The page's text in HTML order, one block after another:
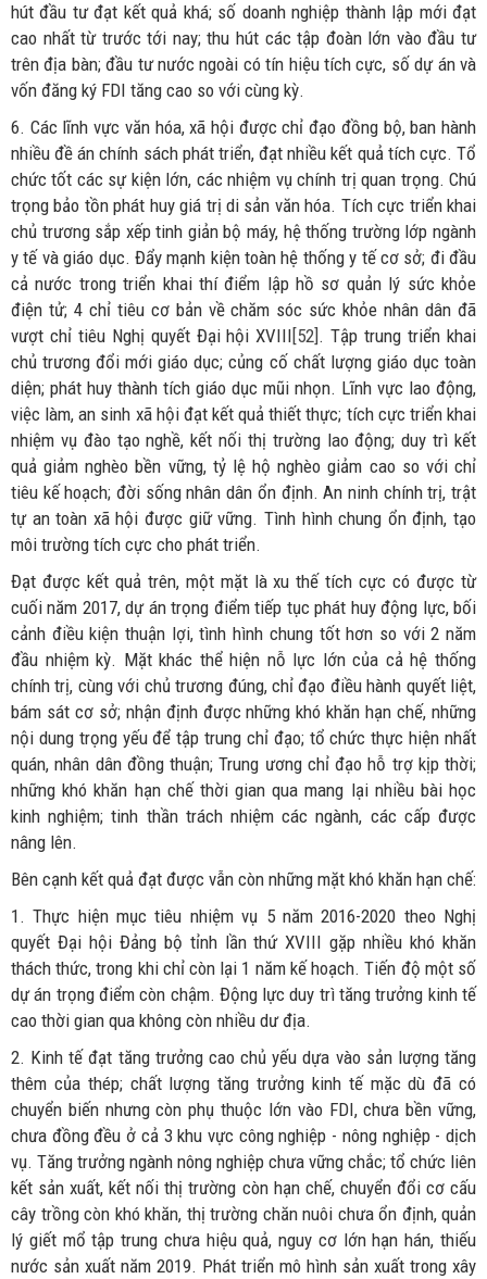
hút đầu tư đạt kết quả khá; số doanh nghiệp thành lập mới đạt
cao nhất từ trước tới nay; thu hút các tập đoàn lớn vào đầu tư
trên địa bàn; đầu tư nước ngoài có tín hiệu tích cực, số dự án và
vốn đăng ký FDI tăng cao so với cùng kỳ.
6. Các lĩnh vực văn hóa, xã hội được chỉ đạo đồng bộ, ban hành
nhiều đề án chính sách phát triển, đạt nhiều kết quả tích cực. Tổ
chức tốt các sự kiện lớn, các nhiệm vụ chính trị quan trọng. Chú
trọng bảo tồn phát huy giá trị di sản văn hóa. Tích cực triển khai
chủ trương sắp xếp tinh giản bộ máy, hệ thống trường lớp ngành
y tế và giáo dục. Đẩy mạnh kiện toàn hệ thống y tế cơ sở; đi đầu
cả nước trong triển khai thí điểm lập hồ sơ quản lý sức khỏe
điện tử; 4 chỉ tiêu cơ bản về chăm sóc sức khỏe nhân dân đã
vượt chỉ tiêu Nghị quyết Đại hội XVIII[52]. Tập trung triển khai
chủ trương đổi mới giáo dục; củng cố chất lượng giáo dục toàn
diện; phát huy thành tích giáo dục mũi nhọn. Lĩnh vực lao động,
việc làm, an sinh xã hội đạt kết quả thiết thực; tích cực triển khai
nhiệm vụ đào tạo nghề, kết nối thị trường lao động; duy trì kết
quả giảm nghèo bền vững, tỷ lệ hộ nghèo giảm cao so với chỉ
tiêu kế hoạch; đời sống nhân dân ổn định. An ninh chính trị, trật
tự an toàn xã hội được giữ vững. Tình hình chung ổn định, tạo
môi trường tích cực cho phát triển.
Đạt được kết quả trên, một mặt là xu thế tích cực có được từ
cuối năm 2017, dự án trọng điểm tiếp tục phát huy động lực, bối
cảnh điều kiện thuận lợi, tình hình chung tốt hơn so với 2 năm
đầu nhiệm kỳ. Mặt khác thể hiện nỗ lực lớn của cả hệ thống
chính trị, cùng với chủ trương đúng, chỉ đạo điều hành quyết liệt,
bám sát cơ sở; nhận định được những khó khăn hạn chế, những
nội dung trọng yếu để tập trung chỉ đạo; tổ chức thực hiện nhất
quán, nhân dân đồng thuận; Trung ương chỉ đạo hỗ trợ kịp thời;
những khó khăn hạn chế thời gian qua mang lại nhiều bài học
kinh nghiệm; tinh thần trách nhiệm các ngành, các cấp được
nâng lên.
Bên cạnh kết quả đạt được vẫn còn những mặt khó khăn hạn chế:
1. Thực hiện mục tiêu nhiệm vụ 5 năm 2016-2020 theo Nghị
quyết Đại hội Đảng bộ tỉnh lần thứ XVIII gặp nhiều khó khăn
thách thức, trong khi chỉ còn lại 1 năm kế hoạch. Tiến độ một số
dự án trọng điểm còn chậm. Động lực duy trì tăng trưởng kinh tế
cao thời gian qua không còn nhiều dư địa.
2. Kinh tế đạt tăng trưởng cao chủ yếu dựa vào sản lượng tăng
thêm của thép; chất lượng tăng trưởng kinh tế mặc dù đã có
chuyển biến nhưng còn phụ thuộc lớn vào FDI, chưa bền vững,
chưa đồng đều ở cả 3 khu vực công nghiệp - nông nghiệp - dịch
vụ. Tăng trưởng ngành nông nghiệp chưa vững chắc; tổ chức liên
kết sản xuất, kết nối thị trường còn hạn chế, chuyển đổi cơ cấu
cây trồng còn khó khăn, thị trường chăn nuôi chưa ổn định, quản
lý giết mổ tập trung chưa hiệu quả, nguy cơ lớn hạn hán, thiếu
nước sản xuất năm 2019. Phát triển mô hình sản xuất trong xây